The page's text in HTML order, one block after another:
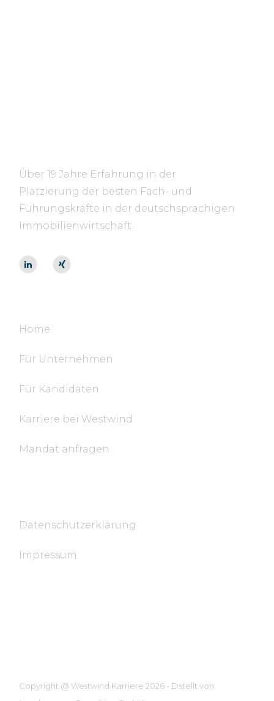
Über 19 Jahre Erfahrung in der
Platzierung der besten Fach- und
Führungskräfte in der deutschsprachigen
Immobilienwirtschaft.
Home
Für Unternehmen
Für Kandidaten
Karriere bei Westwind
Mandat anfragen
Datenschutzerklärung
Impressum
Copyright @ Westwind Karriere 2026 - Erstellt von: